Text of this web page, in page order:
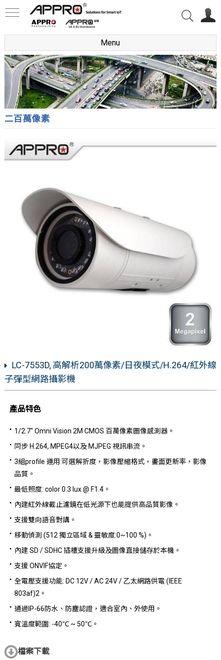
Menu
二百萬像素
LC-7553D, 高解析200萬像素/日夜模式/H.264/紅外線
子彈型網路攝影機
產品特色
1/2.7" Omni Vision 2M CMOS 百萬像素圖像感測器。
同步 H.264, MPEG4以及 MJPEG 視訊串流。
3組profile 運用:可選解折度，影像壓縮格式，畫面更新率，影像
品質。
最低照度: color 0.3 lux @ F1.4。
內建紅外線截止濾鏡在低光源下也能提供高品質影像。
支援雙向語音對講。
移動偵測 (512 獨立區域 & 靈敏度:0~100 %)。
內建 SD / SDHC 插槽支援升級及圖像直接儲存於本機。
支援 ONVIF協定。
全電壓支援功能: DC 12V / AC 24V / 乙太網路供電 (IEEE
803af)2。
通過IP-66防水、防塵認證，適合室內、外使用。
寬溫度範圍: -40℃ ~ 50℃。
檔案下載